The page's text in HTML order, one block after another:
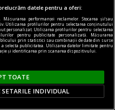
datele pentru a oferi:
performanței reclamelor. Stocarea și/sau
Utilizarea profilurilor pentru selectarea conținutului
personalizat. Utilizarea profilurilor pentru selectarea
pentru publicitate personalizată. Măsurarea
prin statistici sau combinații de date din surse
selecta publicitatea. Utilizarea datelor limitate pentru
și identificarea prin scanarea dispozitivului.
TOATE
SETARILE INDIVIDUAL